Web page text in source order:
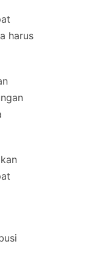
harus